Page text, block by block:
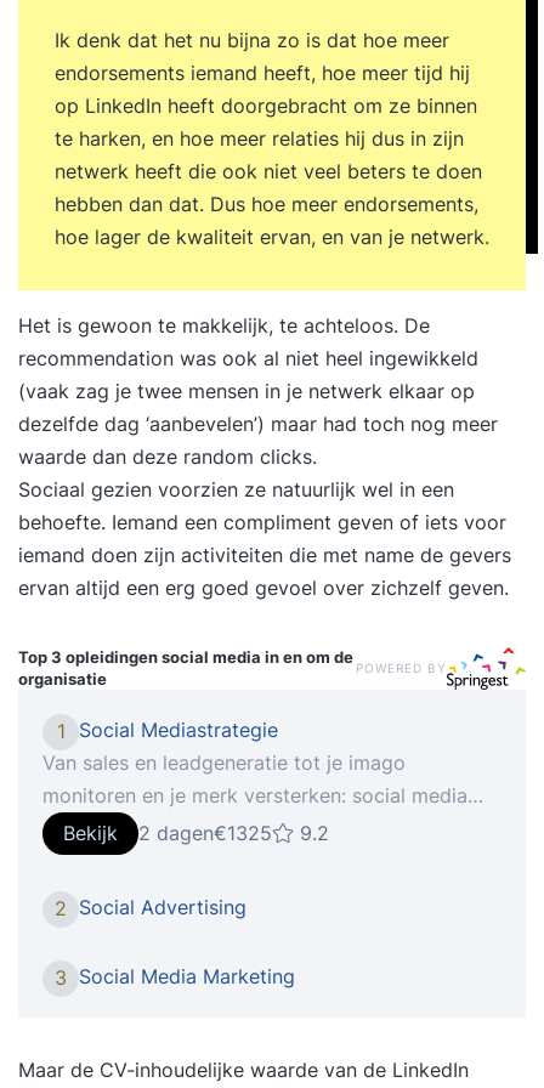
Ik denk dat het nu bijna zo is dat hoe meer
endorsements iemand heeft, hoe meer tijd hij
op LinkedIn heeft doorgebracht om ze binnen
te harken, en hoe meer relaties hij dus in zijn
netwerk heeft die ook niet veel beters te doen
hebben dan dat. Dus hoe meer endorsements,
hoe lager de kwaliteit ervan, en van je netwerk.
Het is gewoon te makkelijk, te achteloos. De
recommendation was ook al niet heel ingewikkeld
(vaak zag je twee mensen in je netwerk elkaar op
dezelfde dag ‘aanbevelen’) maar had toch nog meer
waarde dan deze random clicks.
Sociaal gezien voorzien ze natuurlijk wel in een
behoefte. Iemand een compliment geven of iets voor
iemand doen zijn activiteiten die met name de gevers
ervan altijd een erg goed gevoel over zichzelf geven.
Top 3 opleidingensocial media in en om de
organisatie
POWERED BY
1
Social Mediastrategie
Van sales en leadgeneratie tot je imago
monitoren en je merk versterken: social media
bieden enorm veel marketing- en
communicatiemogelijkheden. Maar hoe ontwikkel
hoe voer je deze uit? Tijdens de tweedaagse
met jouw social mediadoelen: eerst definieer je
de training Social Mediastrategie Dag 1 Ochtend
Bekijk 2 dagen€1325 9.2
2 Social Advertising
3 Social Media Marketing
Maar de CV-inhoudelijke waarde van de LinkedIn